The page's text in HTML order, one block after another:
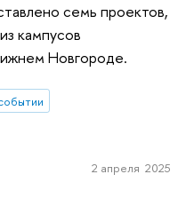
семь проектов,
кампусов
Новгороде.
2 апреля 2025